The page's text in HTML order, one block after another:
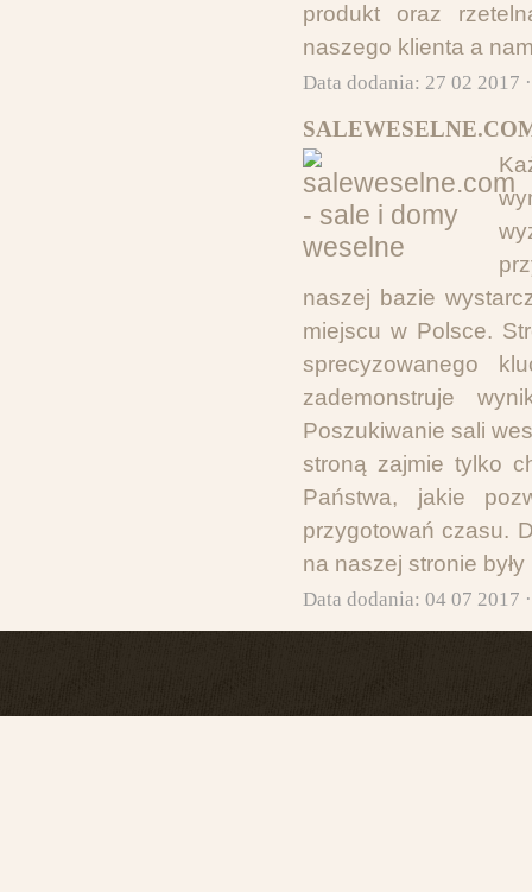
produkt oraz
naszego klienta a
Data dodania: 27 02 2017
naszej bazie
miejscu w Polsce.
sprecyzowanego
zademonstruje
Poszukiwanie sali
stroną zajmie tylko
Państwa, jakie
przygotowań czasu.
na naszej stronie
Data dodania: 04 07 2017